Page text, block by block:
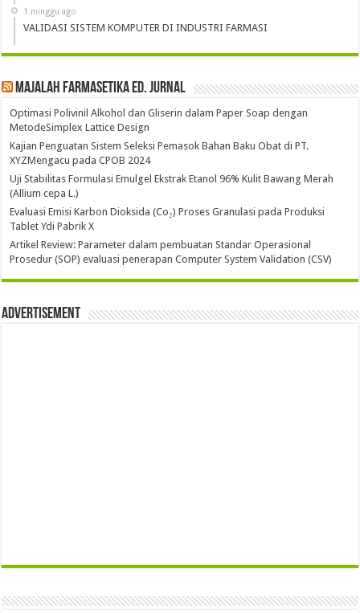
1 minggu ago
VALIDASI SISTEM KOMPUTER DI INDUSTRI FARMASI
Majalah Farmasetika Ed. Jurnal
Optimasi Polivinil Alkohol dan Gliserin dalam Paper Soap dengan
MetodeSimplex Lattice Design
Kajian Penguatan Sistem Seleksi Pemasok Bahan Baku Obat di PT.
XYZMengacu pada CPOB 2024
Uji Stabilitas Formulasi Emulgel Ekstrak Etanol 96% Kulit Bawang Merah
(Allium cepa L.)
Evaluasi Emisi Karbon Dioksida (Co₂) Proses Granulasi pada Produksi
Tablet Ydi Pabrik X
Artikel Review: Parameter dalam pembuatan Standar Operasional
Prosedur (SOP) evaluasi penerapan Computer System Validation (CSV)
Advertisement